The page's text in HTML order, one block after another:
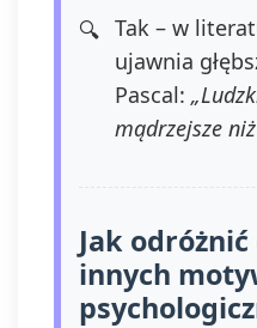
Tak – w
ujawnia
Pascal:
mądrzejsze
Jak odróżnić
innych